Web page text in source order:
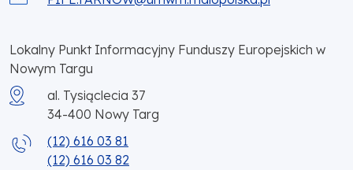
Lokalny Punkt Informacyjny Funduszy Europejskich w
Nowym Targu
al. Tysiąclecia 37
34-400 Nowy Targ
(12) 616 03 81
(12) 616 03 82